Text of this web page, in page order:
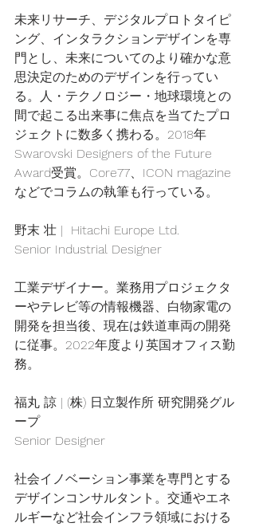
未来リサーチ、デジタルプロトタイピ
ング、インタラクションデザインを専
門とし、未来についてのより確かな意
思決定のためのデザインを行ってい
る。人・テクノロジー・地球環境との
間で起こる出来事に焦点を当てたプロ
ジェクトに数多く携わる。2018年
Swarovski Designers of the Future
Award受賞。Core77、ICON magazine
などでコラムの執筆も行っている。
野末 壮 |  Hitachi Europe Ltd.
Senior Industrial Designer
工業デザイナー。業務用プロジェクタ
ーやテレビ等の情報機器、白物家電の
開発を担当後、現在は鉄道車両の開発
に従事。2022年度より英国オフィス勤
務。
福丸 諒 | (株) 日立製作所 研究開発グル
ープ
Senior Designer
社会イノベーション事業を専門とする
デザインコンサルタント。交通やエネ
ルギーなど社会インフラ領域における